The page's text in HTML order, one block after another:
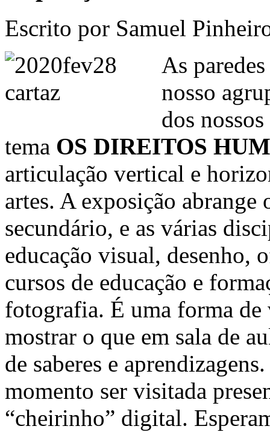
Escrito por Samuel
As
nosso
dos
tema OS DIREITOS
articulação vertical e
artes. A exposição
secundário, e as várias
educação visual, desenho,
cursos de educação e
fotografia. É uma forma de
mostrar o que em sala de
de saberes e
momento ser visitada
“cheirinho” digital.